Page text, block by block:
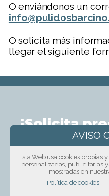
O enviándonos un
O solicita más
llegar el siguiente
¡Solicita
sin
Ponte en contacto
nuestro formulario,
electrónico. Con un
Esta Web usa cookies propias
personalizadas, publicitarias
mostradas en
Política de cookies.